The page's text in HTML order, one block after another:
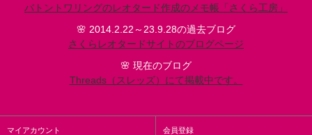
バトントワリングのレオタード作成のメモ帳「さくら工房」
🌸 2014.2.22～23.9.28の過去ブログ
さくらレオタードサイトのブログページ
🌸 現在のブログ
Threads（スレッズ）にて掲載中です。
マイアカウント 会員登録